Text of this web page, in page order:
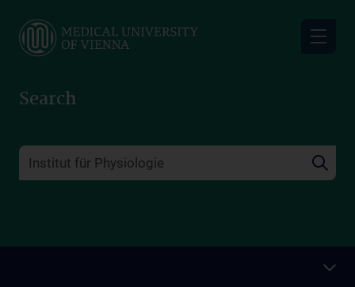
main
Search